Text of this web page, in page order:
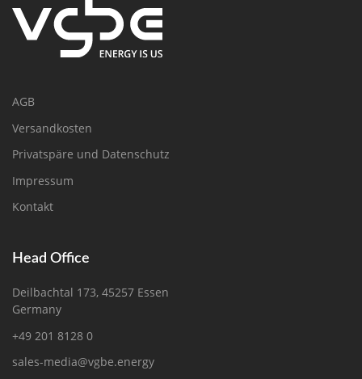
AGB
Versandkosten
Privatspäre und Datenschutz
Impressum
Kontakt
Head Office
Deilbachtal 173, 45257 Essen
Germany
+49 201 8128 0
sales-media@vgbe.energy